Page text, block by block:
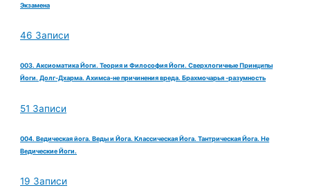
Экзамена
46 Записи
003. Аксиоматика Йоги. Теория и Философия Йоги. Сверхлогичные Принципы
Йоги. Долг-Дхарма. Ахимса-не причинения вреда. Брахмочарья -разумность
51 Записи
004. Ведическая йога. Веды и Йога. Классическая Йога. Тантрическая Йога. Не
Ведические Йоги.
19 Записи